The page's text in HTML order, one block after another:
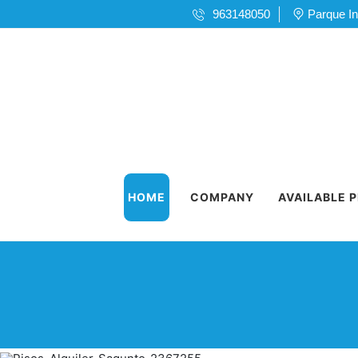
963148050 Parque
HOME COMPANY AVAILABLE